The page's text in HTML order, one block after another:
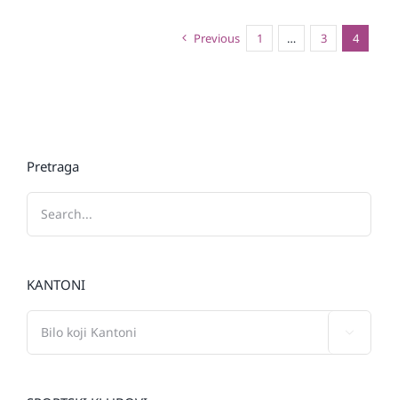
Previous 1 … 3 4
Pretraga
KANTONI